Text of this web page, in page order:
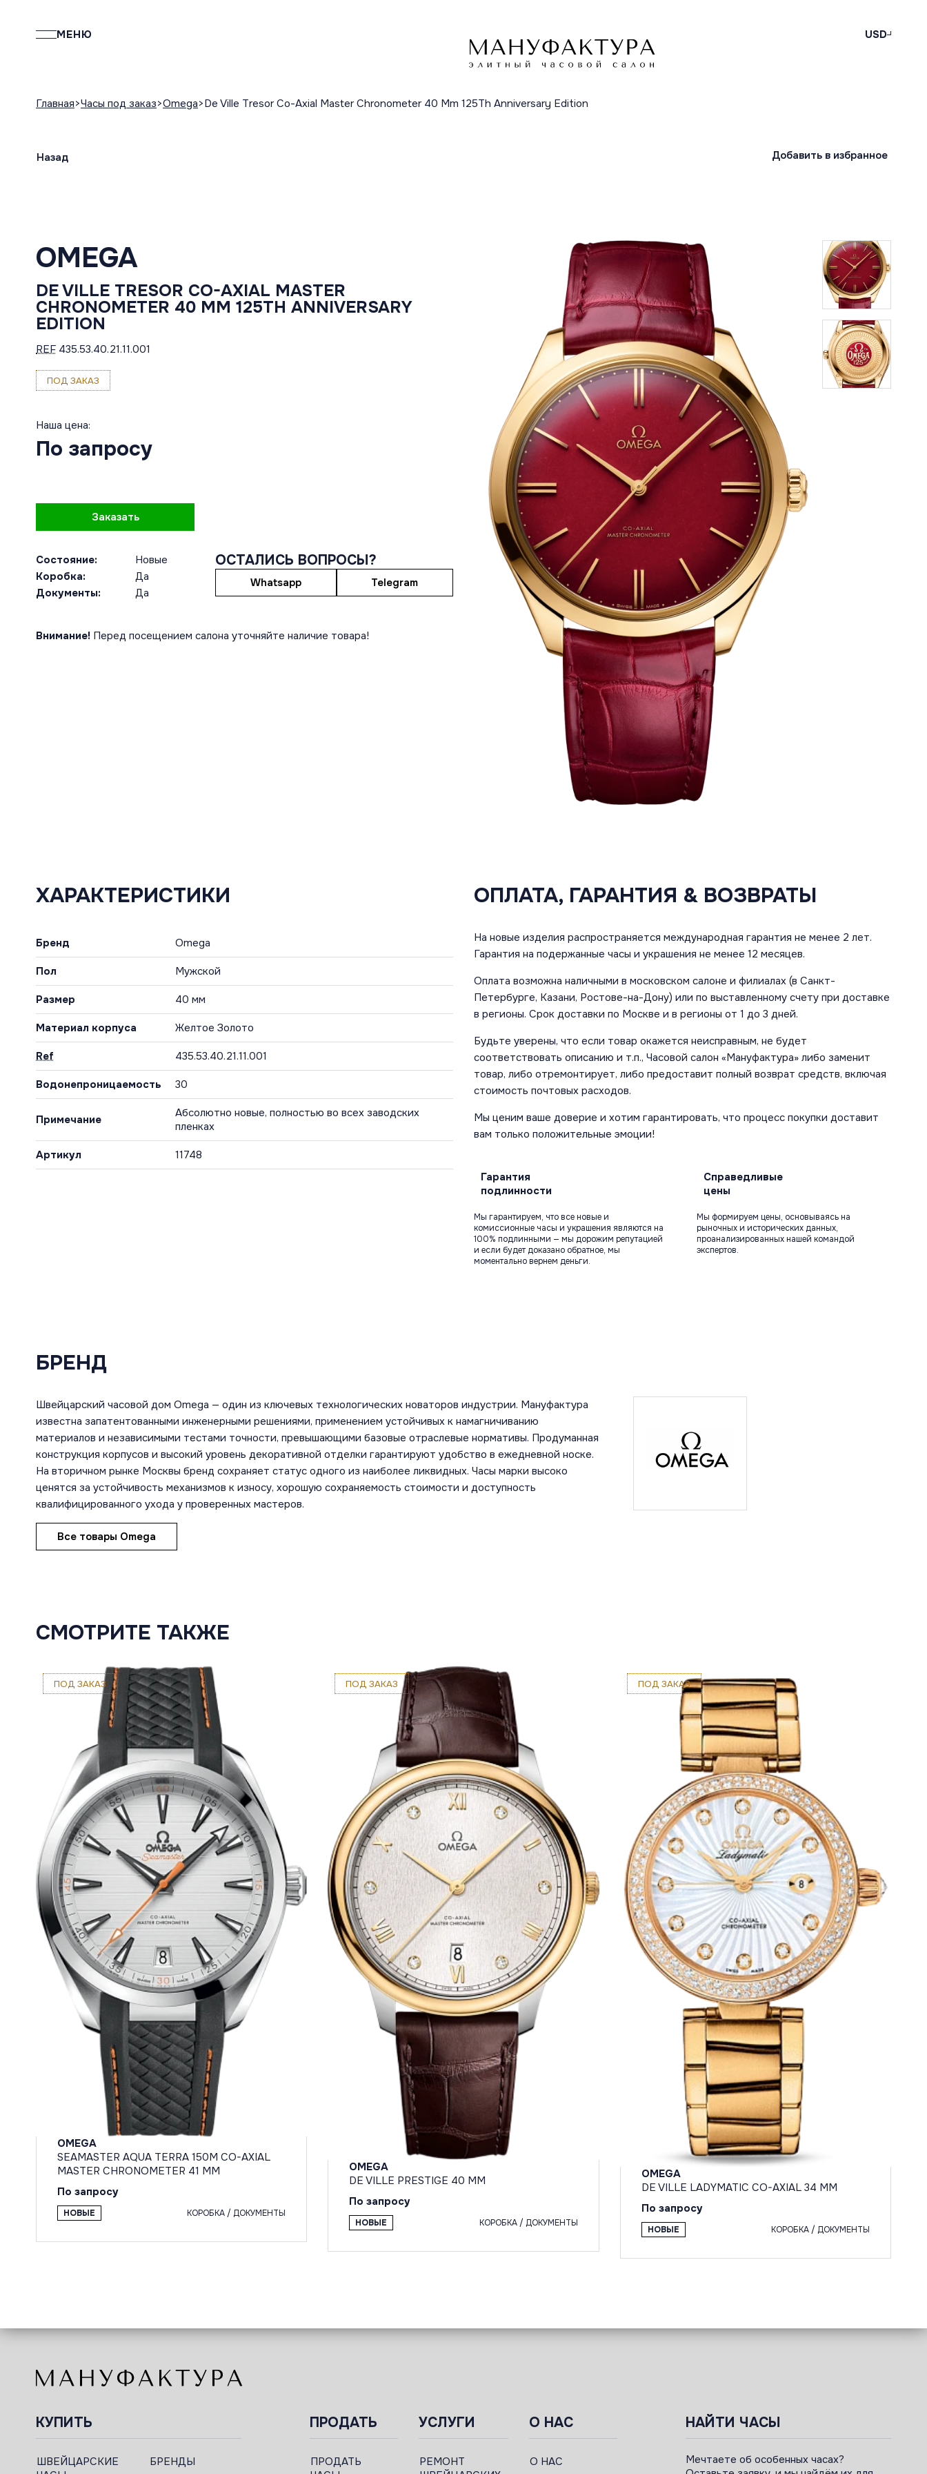
МЕНЮ USD
Главная Часы под заказ Omega De Ville Trеsor Co-Axial Master Chronometer 40 Mm 125Th Anniversary Edition
Назад Добавить в избранное
OMEGA
DE VILLE TRЕSOR CO-AXIAL MASTER
CHRONOMETER 40 MM 125TH ANNIVERSARY
EDITION
REF 435.53.40.21.11.001
ПОД ЗАКАЗ
Наша цена:
По запросу
Заказать
Состояние:
Новые
Коробка:
Да
Документы:
Да
ОСТАЛИСЬ ВОПРОСЫ?
Whatsapp Telegram
Внимание! Перед посещением салона уточняйте наличие товара!
ХАРАКТЕРИСТИКИ
Бренд Omega
Пол Мужской
Размер 40 мм
Материал корпуса Желтое Золото
Ref 435.53.40.21.11.001
Водонепроницаемость 30
Примечание
Абсолютно новые, полностью во всех заводских
пленках
Артикул 11748
ОПЛАТА, ГАРАНТИЯ & ВОЗВРАТЫ
На новые изделия распространяется международная гарантия не менее 2 лет.
Гарантия на подержанные часы и украшения не менее 12 месяцев.
Оплата возможна наличными в московском салоне и филиалах (в Санкт-
Петербурге, Казани, Ростове-на-Дону) или по выставленному счету при доставке
в регионы. Срок доставки по Москве и в регионы от 1 до 3 дней.
Будьте уверены, что если товар окажется неисправным, не будет
соответствовать описанию и т.п., Часовой салон «Мануфактура» либо заменит
товар, либо отремонтирует, либо предоставит полный возврат средств, включая
стоимость почтовых расходов.
Мы ценим ваше доверие и хотим гарантировать, что процесс покупки доставит
вам только положительные эмоции!
Гарантия
подлинности
Мы гарантируем, что все новые и
комиссионные часы и украшения являются на
100% подлинными — мы дорожим репутацией
и если будет доказано обратное, мы
моментально вернем деньги.
Справедливые
цены
Мы формируем цены, основываясь на
рыночных и исторических данных,
проанализированных нашей командой
экспертов.
БРЕНД
Швейцарский часовой дом Omega — один из ключевых технологических новаторов индустрии. Мануфактура
известна запатентованными инженерными решениями, применением устойчивых к намагничиванию
материалов и независимыми тестами точности, превышающими базовые отраслевые нормативы. Продуманная
конструкция корпусов и высокий уровень декоративной отделки гарантируют удобство в ежедневной носке.
На вторичном рынке Москвы бренд сохраняет статус одного из наиболее ликвидных. Часы марки высоко
ценятся за устойчивость механизмов к износу, хорошую сохраняемость стоимости и доступность
квалифицированного ухода у проверенных мастеров.
Все товары Omega
СМОТРИТЕ ТАКЖЕ
ПОД ЗАКАЗ
OMEGA
SEAMASTER AQUA TERRA 150M CO-AXIAL
MASTER CHRONOMETER 41 MM
По запросу
НОВЫЕ КОРОБКА / ДОКУМЕНТЫ
ПОД ЗАКАЗ
OMEGA
DE VILLE PRESTIGE 40 MM
По запросу
НОВЫЕ КОРОБКА / ДОКУМЕНТЫ
ПОД ЗАКАЗ
OMEGA
DE VILLE LADYMATIC CO-AXIAL 34 MM
По запросу
НОВЫЕ КОРОБКА / ДОКУМЕНТЫ
КУПИТЬ
ШВЕЙЦАРСКИЕ
БРЕНДЫ
ПРОДАТЬ
ПРОДАТЬ
УСЛУГИ
РЕМОНТ
О НАС
О НАС
НАЙТИ ЧАСЫ
Мечтаете об особенных часах?